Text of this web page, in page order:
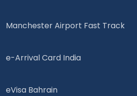
Manchester Airport Fast Track
e-Arrival Card India
eVisa Bahrain